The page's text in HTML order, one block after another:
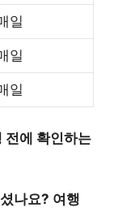
일
일
일
전에 확인하는
나요? 여행